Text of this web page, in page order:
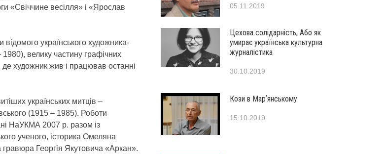
«Свіччине весілля» і «Ярослав
українського художника-
велику частину графічних
художник жив і працював останні
українських митців –
(1915 – 1985). Роботи
НаУКМА 2007 р. разом із
ученого, історика Омеляна
Георгія Якутовича «Аркан».
05.11.2019
Цехова солідарність, Або як
умирає українська культурна
журналістика
30.10.2019
Кози в Марʼянському
15.10.2019